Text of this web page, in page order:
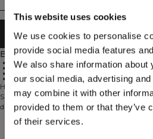
This website uses cookies
We use cookies to personalise
provide social media features
We also share information about
our social media, advertising
may combine it with other
provided to them or that they’ve
of their services.
LÄGG I
Beskrivning
Hög midja
French terry
Justerbar dragsko
Handfickor
Högmidjade frottéshorts för vardagskomfort.
Shorts är din lättsamma favorit för
däremellan. Det mjuka french terry-
mot huden, medan den normala
En elastisk midja med justerbar dragsko